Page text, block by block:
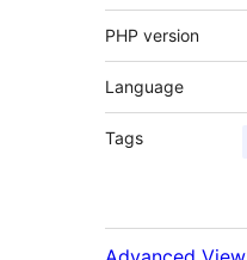
PHP version
Language
Tags